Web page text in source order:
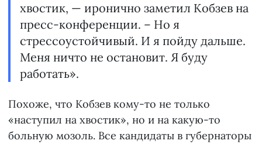
хвостик, — иронично заметил Кобзев на
пресс-конференции. – Но я
стрессоустойчивый. И я пойду дальше.
Меня ничто не остановит. Я буду
работать».
Похоже, что Кобзев кому-то не только
«наступил на хвостик», но и на какую-то
больную мозоль. Все кандидаты в губернаторы